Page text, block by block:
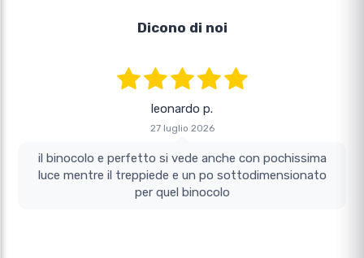
Dicono di noi
leonardo p.
27 luglio 2026
il binocolo e perfetto si vede anche con pochissima
luce mentre il treppiede e un po sottodimensionato
per quel binocolo